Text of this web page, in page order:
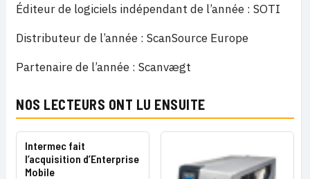
Éditeur de logiciels indépendant de l’année : SOTI
Distributeur de l’année : ScanSource Europe
Partenaire de l’année : Scanvægt
NOS LECTEURS ONT LU ENSUITE
Intermec fait
l’acquisition d’Enterprise
Mobile